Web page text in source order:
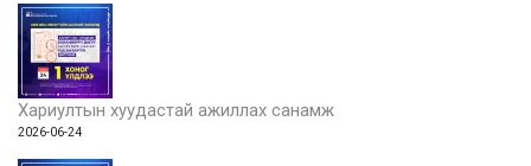
Хариултын хуудастай ажиллах санамж
2026-06-24